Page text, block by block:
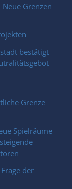
Grenzen
bestätigt
Grenze
Spielräume
der